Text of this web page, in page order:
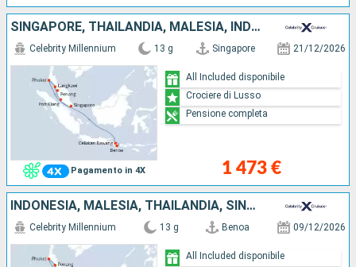
SINGAPORE, THAILANDIA, MALESIA, INDONESIA
Pagamento in 4X
Celebrity Millennium 13 g Singapore 21/12/2026
1 473 €
All Included disponibile
Crociere di Lusso
Pensione completa
INDONESIA, MALESIA, THAILANDIA, SINGAPORE
Celebrity Millennium 13 g Benoa 09/12/2026
All Included disponibile